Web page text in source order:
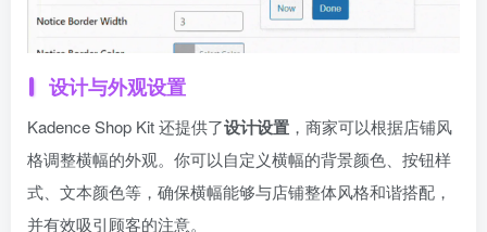
设计与外观设置
Kadence Shop Kit 还提供了设计设置 ，商家可以根据店铺风
格调整横幅的外观。你可以自定义横幅的背景颜色、按钮样
式、文本颜色等，确保横幅能够与店铺整体风格和谐搭配，
并有效吸引顾客的注意。